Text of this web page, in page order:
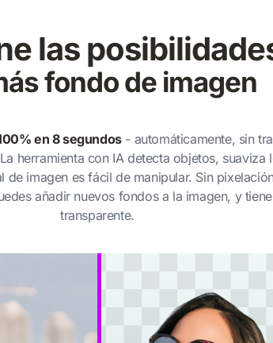
las
fondo de imagen
en 8 segundos - automáticamente, sin
herramienta con IA detecta objetos, suaviza
de imagen es fácil de manipular. Sin
añadir nuevos fondos a la imagen, y
transparente.